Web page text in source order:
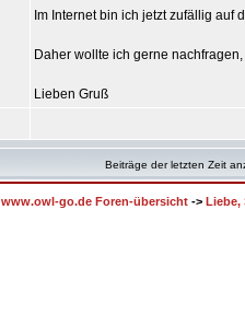
Im Internet bin ich jetzt zufällig auf
Daher wollte ich gerne
Lieben Gruß
Beiträge der letzten Zeit
www.owl-go.de Foren-übersicht -> Liebe,